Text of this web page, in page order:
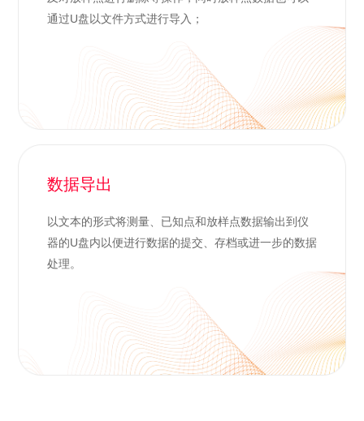
通过U盘以文件方式进行导入；
数据导出
以文本的形式将测量、已知点和放样点数据输出到仪
器的U盘内以便进行数据的提交、存档或进一步的数据
处理。